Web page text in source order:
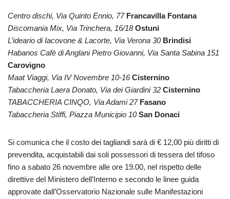
Centro dischi, Via Quinto Ennio, 77 Francavilla Fontana
Discomania Mix, Via Trinchera, 16/18 Ostuni
L’ideario di Iacovone & Lacorte, Via Verona 30 Brindisi
Habanos Cafè di Anglani Pietro Giovanni, Via Santa Sabina 151
Carovigno
Maat Viaggi, Via IV Novembre 10-16 Cisternino
Tabaccheria Laera Donato, Via dei Giardini 32 Cisternino
TABACCHERIA CINQO, Via Adami 27 Fasano
Tabaccheria Stiffi, Piazza Municipio 10 San Donaci
Si comunica che il costo dei tagliandi sarà di € 12,00 più diritti di
prevendita, acquistabili dai soli possessori di tessera del tifoso
fino a sabato 26 novembre alle ore 19.00, nel rispetto delle
direttive del Ministero dell’Interno e secondo le linee guida
approvate dall’Osservatorio Nazionale sulle Manifestazioni